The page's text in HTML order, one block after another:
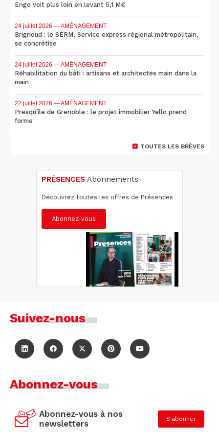
Engo voit plus loin en levant 5,1 M€
24 juillet 2026 — AMÉNAGEMENT
Brignoud : le SERM, Service express régional métropolitain,
se concrétise
24 juillet 2026 — AMÉNAGEMENT
Réhabilitation du bâti : artisans et architectes main dans la
main
22 juillet 2026 — AMÉNAGEMENT
Presqu'île de Grenoble : le projet immobilier Yello prend
forme
TOUTES LES BRÈVES
PRÉSENCES Abonnements
Découvrez toutes les offres de Présences
Abonnez-vous
Suivez-nous
Abonnez-vous
Abonnez-vous à nos
newsletters
S'abonner